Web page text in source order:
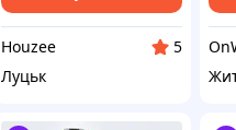
Houzee
5
Луцьк